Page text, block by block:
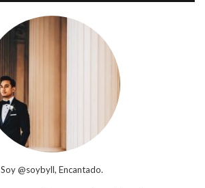
Soy @soybyll, Encantado.